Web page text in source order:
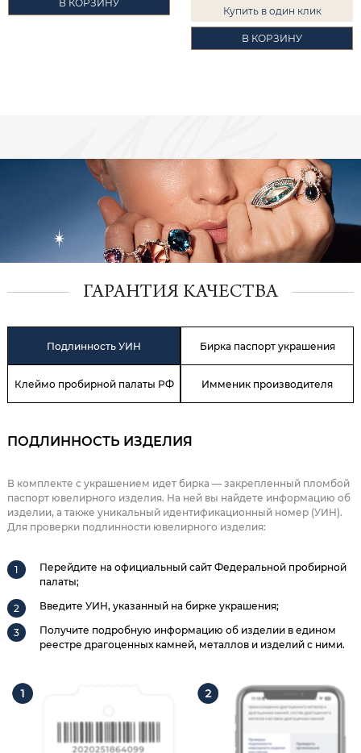
В КОРЗИНУ
Купить в один клик
В КОРЗИНУ
ГАРАНТИЯ КАЧЕСТВА
Подлинность УИН Бирка паспорт украшения
Клеймо пробирной палаты РФ Имменик производителя
ПОДЛИННОСТЬ ИЗДЕЛИЯ
В комплекте с украшением идет бирка — закрепленный пломбой
паспорт ювелирного изделия. На ней вы найдете информацию об
изделии, а также уникальный идентификационный номер (УИН).
Для проверки подлинности ювелирного изделия:
Перейдите на официальный сайт Федеральной пробирной
палаты;
Введите УИН, указанный на бирке украшения;
Получите подробную информацию об изделии в едином
реестре драгоценных камней, металлов и изделий с ними.